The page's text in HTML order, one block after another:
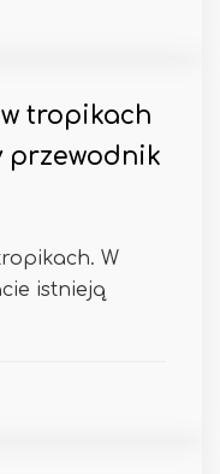
tropikach
przewodnik
W
istnieją